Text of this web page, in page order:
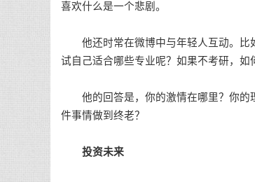
喜欢什么是一个悲剧。
他还时常在微博中与年轻人互动。比
试自己适合哪些专业呢？如果不考研，如
他的回答是，你的激情在哪里？你的
件事情做到终老？
投资未来